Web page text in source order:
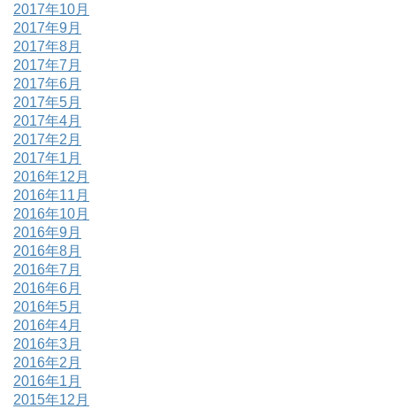
2017年10月
2017年9月
2017年8月
2017年7月
2017年6月
2017年5月
2017年4月
2017年2月
2017年1月
2016年12月
2016年11月
2016年10月
2016年9月
2016年8月
2016年7月
2016年6月
2016年5月
2016年4月
2016年3月
2016年2月
2016年1月
2015年12月